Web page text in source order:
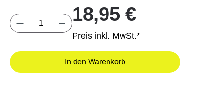
Produkt Anzahl: Gib den gewünschten
18,95 €
Preis inkl. MwSt.*
In den Warenkorb